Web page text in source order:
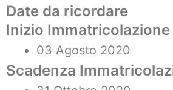
Date da ricordare
Inizio Immatricolazione
03 Agosto 2020
Scadenza